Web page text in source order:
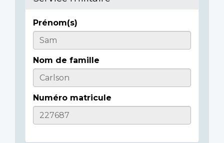
Informations
sur
l'individu
Prénom(s)
Nom de famille
Numéro matricule